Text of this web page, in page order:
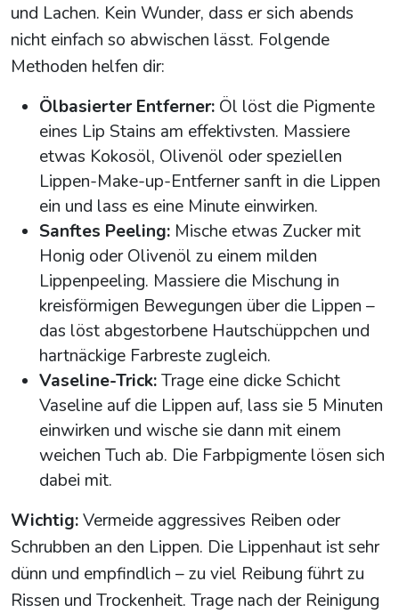
und Lachen. Kein Wunder, dass er sich abends
nicht einfach so abwischen lässt. Folgende
Methoden helfen dir:
Ölbasierter Entferner: Öl löst die Pigmente
eines Lip Stains am effektivsten. Massiere
etwas Kokosöl, Olivenöl oder speziellen
Lippen-Make-up-Entferner sanft in die Lippen
ein und lass es eine Minute einwirken.
Sanftes Peeling: Mische etwas Zucker mit
Honig oder Olivenöl zu einem milden
Lippenpeeling. Massiere die Mischung in
kreisförmigen Bewegungen über die Lippen –
das löst abgestorbene Hautschüppchen und
hartnäckige Farbreste zugleich.
Vaseline-Trick:Trage eine dicke Schicht
Vaseline auf die Lippen auf, lass sie 5 Minuten
einwirken und wische sie dann mit einem
weichen Tuch ab. Die Farbpigmente lösen sich
dabei mit.
Wichtig:Vermeide aggressives Reiben oder
Schrubben an den Lippen. Die Lippenhaut ist sehr
dünn und empfindlich – zu viel Reibung führt zu
Rissen und Trockenheit. Trage nach der Reinigung